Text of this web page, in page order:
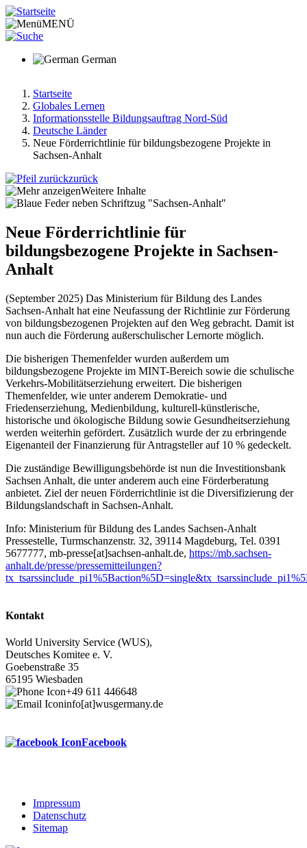
Direkt
zum
Inhalt
MENÜ
German
Pfadnavigation
Startseite
Globales Lernen
Informationsstelle Bildungsauftrag Nord-Süd
Deutsche Länder
Neue Förderrichtlinie für bildungsbezogene Projekte in
Sachsen-Anhalt
zurück
Weitere Inhalte
Neue Förderrichtlinie für
bildungsbezogene Projekte in Sachsen-
Anhalt
(September 2025) Das Ministerium für Bildung des Landes
Sachsen-Anhalt hat eine Neufassung der Richtlinie zur Förderung
von bildungsbezogenen Projekten auf den Weg gebracht. Damit ist
nun auch die Förderung außerschulischer Lernorte möglich.
Die bisherigen Themenfelder wurden außerdem um
bildungsbezogene Projekte im MINT-Bereich sowie die schulische
Verkehrs-Mobilitätserziehung erweitert. Die bisherigen
Themenfelder, wie unter anderem Demokratie- und
Friedenserziehung, Medienbildung, kulturell-künstlerische,
historische und ökologische Bildung sowie Gesundheitserziehung
werden weiterhin gefördert. Zusätzlich wurde der zu erbringende
Eigenanteil der Finanzierung für Antragsteller auf 10 % gedeckelt.
Die zuständige Bewilligungsbehörde ist nun die Investitionsbank
Sachsen Anhalt, die unter anderem auch eine Förderberatung
anbietet. Ziel der neuen Förderrichtlinie ist die Diversifizierung der
Bildungslandschaft in Sachsen-Anhalt.
Info: Ministerium für Bildung des Landes Sachsen-Anhalt
Pressestelle, Turmschanzenstr. 32, 39114 Magdeburg, Tel. 0391
5677777, mb-presse[at]sachsen-anhalt.de, https://mb.sachsen-
anhalt.de/presse/pressemitteilungen?
Kontakt
World University Service (WUS),
Deutsches Komitee e. V.
Goebenstraße 35
65195 Wiesbaden
+49 611 446648
info[at]wusgermany.de
Facebook
Footer
menu
Impressum
Datenschutz
Sitemap